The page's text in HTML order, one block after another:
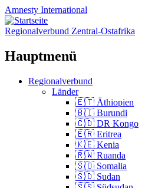
Amnesty International
Regionalverbund Zentral-Ostafrika
Hauptmenü
Zum
Regionalverbund
Länder
🇪🇹 Äthiopien
🇧🇮 Burundi
🇨🇩 DR Kongo
🇪🇷 Eritrea
🇰🇪 Kenia
🇷🇼 Ruanda
🇸🇴 Somalia
🇸🇩 Sudan